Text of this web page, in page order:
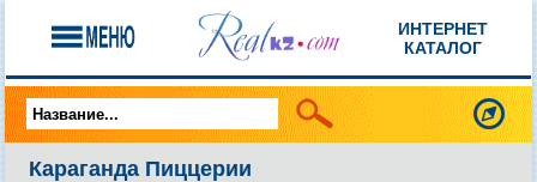
ИНТЕРНЕТ
КАТАЛОГ
Караганда Пиццерии